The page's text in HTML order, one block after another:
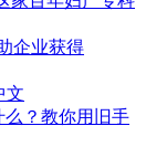
企业获得
文
么？教你用旧手